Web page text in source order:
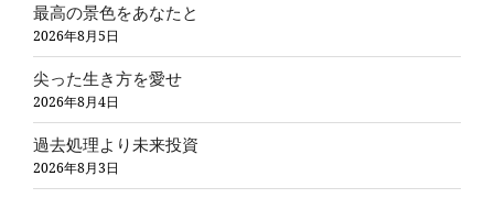
最高の景色をあなたと
2026年8月5日
尖った生き方を愛せ
2026年8月4日
過去処理より未来投資
2026年8月3日